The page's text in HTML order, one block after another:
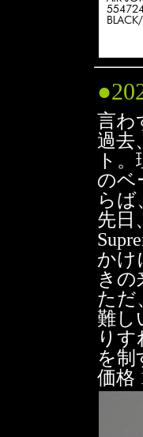
●
言わ
過去
ト
のベ
ら
先日
かけ
きの
ただ
難し
り
を制
価格